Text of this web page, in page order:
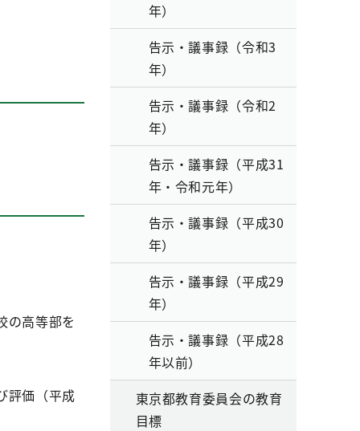
の高等部を
評価（平成
年）
告示・議事録（令和3
年）
告示・議事録（令和2
年）
告示・議事録（平成31
年・令和元年）
告示・議事録（平成30
年）
告示・議事録（平成29
年）
告示・議事録（平成28
年以前）
東京都教育委員会の教育
目標